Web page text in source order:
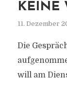
KEINE
11. Dezember
Die
will am